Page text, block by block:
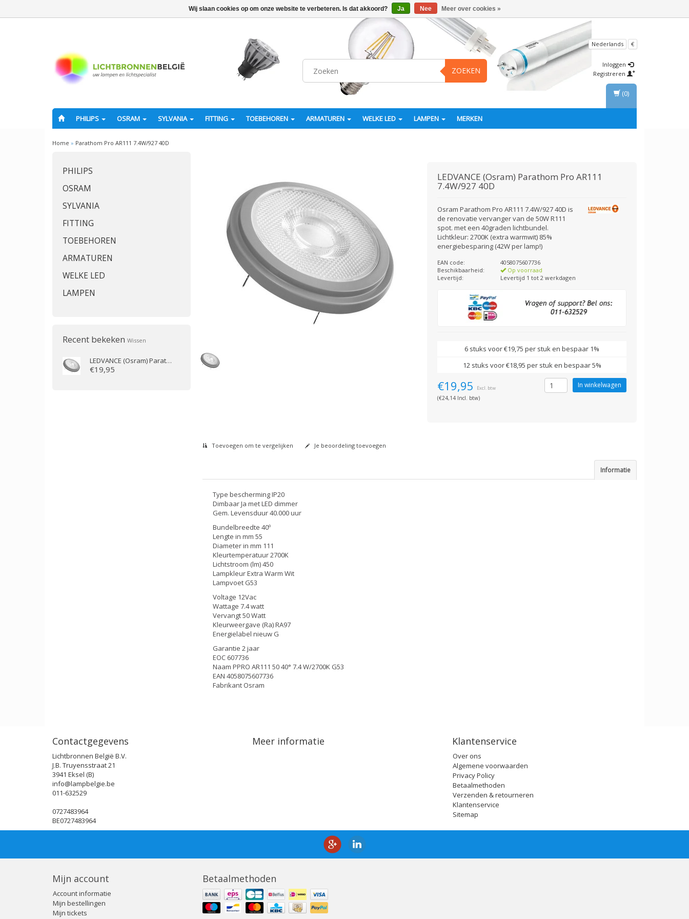
ZOEKEN
Nederlands €
Inloggen
Registreren
PHILIPS OSRAM SYLVANIA FITTING TOEBEHOREN ARMATUREN WELKE LED LAMPEN MERKEN
(0)
Home » Parathom Pro AR111 7.4W/927 40D
PHILIPS
OSRAM
SYLVANIA
FITTING
TOEBEHOREN
ARMATUREN
WELKE LED
LAMPEN
Recent bekeken Wissen
LEDVANCE (Osram)Parathom Pro AR111 7.4W/927 40D
€19,95
LEDVANCE (Osram) Parathom Pro AR111
7.4W/927 40D
Osram Parathom Pro AR111 7.4W/927 40D is
de renovatie vervanger van de 50W R111
spot. met een 40graden lichtbundel.
Lichtkleur: 2700K (extra warmwit) 85%
energiebesparing (42W per lamp!)
EAN code:
4058075607736
Beschikbaarheid:
Op voorraad
Levertijd:
Levertijd 1 tot 2 werkdagen
6 stuks voor €19,75 per stuk en bespaar 1%
12 stuks voor €18,95 per stuk en bespaar 5%
€19,95 Excl. btw
(€24,14 Incl. btw)
Toevoegen om te vergelijken Je beoordeling toevoegen
Informatie
Type bescherming IP20
Dimbaar Ja met LED dimmer
Gem. Levensduur 40.000 uur
Bundelbreedte 40º
Lengte in mm 55
Diameter in mm 111
Kleurtemperatuur 2700K
Lichtstroom (lm) 450
Lampkleur Extra Warm Wit
Lampvoet G53
Voltage 12Vac
Wattage 7.4 watt
Vervangt 50 Watt
Kleurweergave (Ra) RA97
Energielabel nieuw G
Garantie 2 jaar
EOC 607736
Naam PPRO AR111 50 40° 7.4 W/2700K G53
EAN 4058075607736
Fabrikant Osram
Contactgegevens
Lichtbronnen België B.V.
J.B. Truyensstraat 21
3941 Eksel (B)
info@lampbelgie.be
011-632529
0727483964
BE0727483964
Meer informatie Klantenservice
Over ons
Algemene voorwaarden
Privacy Policy
Betaalmethoden
Verzenden & retourneren
Klantenservice
Sitemap
Mijn account
Account informatie
Mijn bestellingen
Mijn tickets
Betaalmethoden
Wij slaan cookies op om onze website te verbeteren. Is dat akkoord? Ja Nee Meer over cookies »